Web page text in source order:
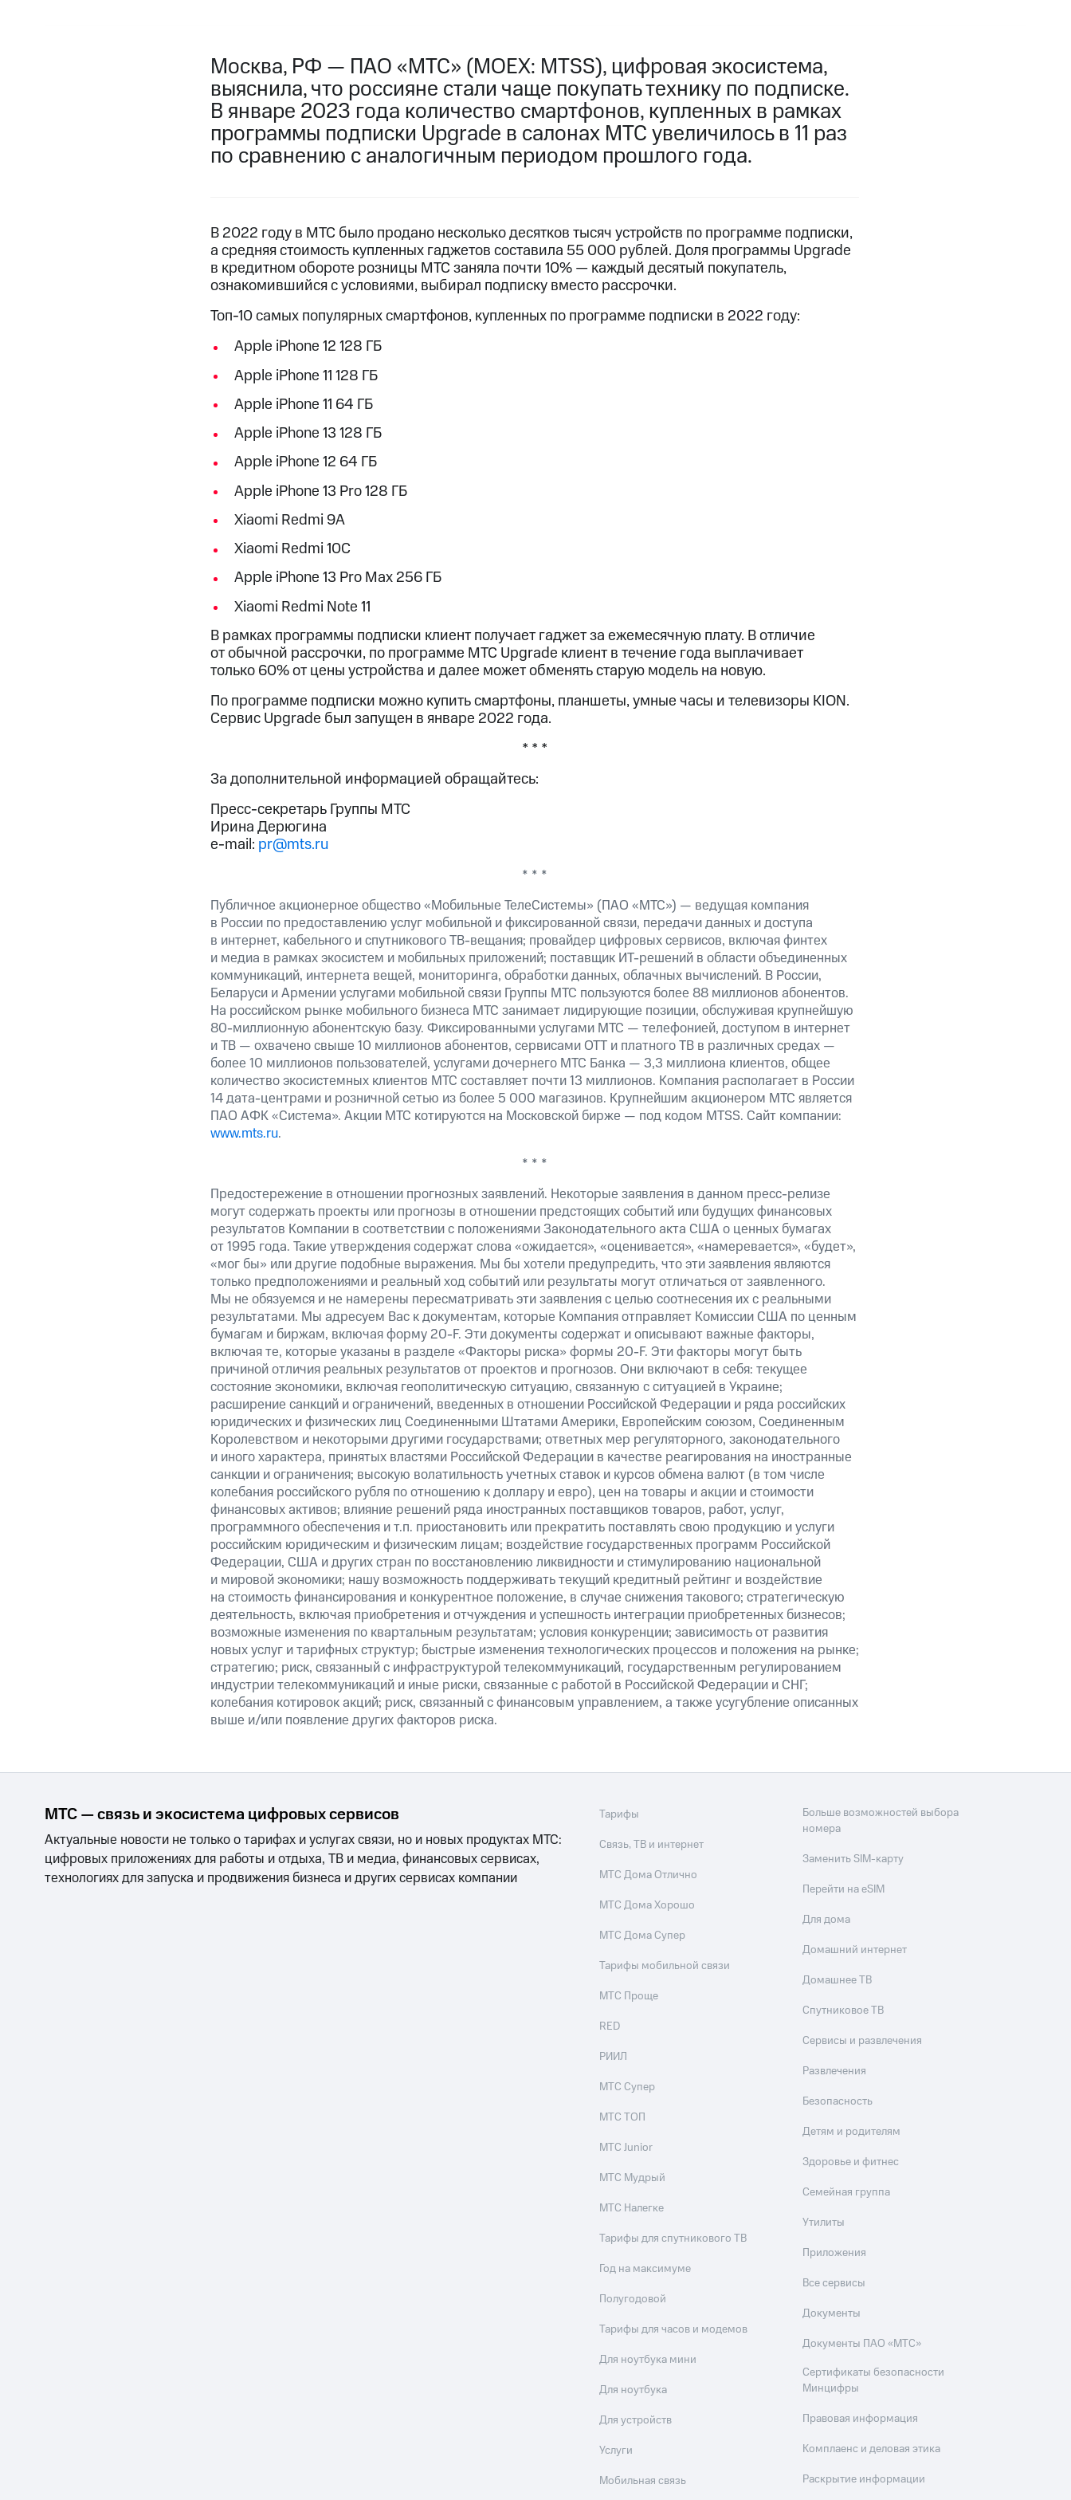
Москва, РФ — ПАО «МТС» (MOEX: MTSS), цифровая экосистема,
выяснила, что россияне стали чаще покупать технику по подписке.
В январе 2023 года количество смартфонов, купленных в рамках
программы подписки Upgrade в салонах МТС увеличилось в 11 раз
по сравнению с аналогичным периодом прошлого года.
В 2022 году в МТС было продано несколько десятков тысяч устройств по программе подписки,
а средняя стоимость купленных гаджетов составила 55 000 рублей. Доля программы Upgrade
в кредитном обороте розницы МТС заняла почти 10% — каждый десятый покупатель,
ознакомившийся с условиями, выбирал подписку вместо рассрочки.
Топ-10 самых популярных смартфонов, купленных по программе подписки в 2022 году:
Apple iPhone 12 128 ГБ
Apple iPhone 11 128 ГБ
Apple iPhone 11 64 ГБ
Apple iPhone 13 128 ГБ
Apple iPhone 12 64 ГБ
Apple iPhone 13 Pro 128 ГБ
Xiaomi Redmi 9A
Xiaomi Redmi 10C
Apple iPhone 13 Pro Max 256 ГБ
Xiaomi Redmi Note 11
В рамках программы подписки клиент получает гаджет за ежемесячную плату. В отличие
от обычной рассрочки, по программе МТС Upgrade клиент в течение года выплачивает
только 60% от цены устройства и далее может обменять старую модель на новую.
По программе подписки можно купить смартфоны, планшеты, умные часы и телевизоры KION.
Сервис Upgrade был запущен в январе 2022 года.
* * *
За дополнительной информацией обращайтесь:
Пресс-секретарь Группы МТС
Ирина Дерюгина
e-mail: pr@mts.ru
* * *
Публичное акционерное общество «Мобильные ТелеСистемы» (ПАО «МТС») — ведущая компания
в России по предоставлению услуг мобильной и фиксированной связи, передачи данных и доступа
в интернет, кабельного и спутникового ТВ-вещания; провайдер цифровых сервисов, включая финтех
и медиа в рамках экосистем и мобильных приложений; поставщик ИТ-решений в области объединенных
коммуникаций, интернета вещей, мониторинга, обработки данных, облачных вычислений. В России,
Беларуси и Армении услугами мобильной связи Группы МТС пользуются более 88 миллионов абонентов.
На российском рынке мобильного бизнеса МТС занимает лидирующие позиции, обслуживая крупнейшую
80-миллионную абонентскую базу. Фиксированными услугами МТС — телефонией, доступом в интернет
и ТВ — охвачено свыше 10 миллионов абонентов, сервисами OTT и платного ТВ в различных средах —
более 10 миллионов пользователей, услугами дочернего МТС Банка — 3,3 миллиона клиентов, общее
количество экосистемных клиентов МТС составляет почти 13 миллионов. Компания располагает в России
14 дата-центрами и розничной сетью из более 5 000 магазинов. Крупнейшим акционером МТС является
ПАО АФК «Система». Акции МТС котируются на Московской бирже — под кодом MTSS. Сайт компании:
www.mts.ru.
* * *
Предостережение в отношении прогнозных заявлений. Некоторые заявления в данном пресс-релизе
могут содержать проекты или прогнозы в отношении предстоящих событий или будущих финансовых
результатов Компании в соответствии с положениями Законодательного акта США о ценных бумагах
от 1995 года. Такие утверждения содержат слова «ожидается», «оценивается», «намеревается», «будет»,
«мог бы» или другие подобные выражения. Мы бы хотели предупредить, что эти заявления являются
только предположениями и реальный ход событий или результаты могут отличаться от заявленного.
Мы не обязуемся и не намерены пересматривать эти заявления с целью соотнесения их с реальными
результатами. Мы адресуем Вас к документам, которые Компания отправляет Комиссии США по ценным
бумагам и биржам, включая форму 20-F. Эти документы содержат и описывают важные факторы,
включая те, которые указаны в разделе «Факторы риска» формы 20-F. Эти факторы могут быть
причиной отличия реальных результатов от проектов и прогнозов. Они включают в себя: текущее
состояние экономики, включая геополитическую ситуацию, связанную с ситуацией в Украине;
расширение санкций и ограничений, введенных в отношении Российской Федерации и ряда российских
юридических и физических лиц Соединенными Штатами Америки, Европейским союзом, Соединенным
Королевством и некоторыми другими государствами; ответных мер регуляторного, законодательного
и иного характера, принятых властями Российской Федерации в качестве реагирования на иностранные
санкции и ограничения; высокую волатильность учетных ставок и курсов обмена валют (в том числе
колебания российского рубля по отношению к доллару и евро), цен на товары и акции и стоимости
финансовых активов; влияние решений ряда иностранных поставщиков товаров, работ, услуг,
программного обеспечения и т.п. приостановить или прекратить поставлять свою продукцию и услуги
российским юридическим и физическим лицам; воздействие государственных программ Российской
Федерации, США и других стран по восстановлению ликвидности и стимулированию национальной
и мировой экономики; нашу возможность поддерживать текущий кредитный рейтинг и воздействие
на стоимость финансирования и конкурентное положение, в случае снижения такового; стратегическую
деятельность, включая приобретения и отчуждения и успешность интеграции приобретенных бизнесов;
возможные изменения по квартальным результатам; условия конкуренции; зависимость от развития
новых услуг и тарифных структур; быстрые изменения технологических процессов и положения на рынке;
стратегию; риск, связанный с инфраструктурой телекоммуникаций, государственным регулированием
индустрии телекоммуникаций и иные риски, связанные с работой в Российской Федерации и СНГ;
колебания котировок акций; риск, связанный с финансовым управлением, а также усугубление описанных
выше и/или появление других факторов риска.
МТС — связь и экосистема цифровых сервисов
Актуальные новости не только о тарифах и услугах связи, но и новых продуктах МТС:
цифровых приложениях для работы и отдыха, ТВ и медиа, финансовых сервисах,
технологиях для запуска и продвижения бизнеса и других сервисах компании
Тарифы
Связь, ТВ и интернет
МТС Дома Отлично
МТС Дома Хорошо
МТС Дома Супер
Тарифы мобильной связи
МТС Проще
RED
РИИЛ
МТС Супер
МТС ТОП
МТС Junior
МТС Мудрый
МТС Налегке
Тарифы для спутникового ТВ
Год на максимуме
Полугодовой
Тарифы для часов и модемов
Для ноутбука мини
Для ноутбука
Для устройств
Услуги
Мобильная связь
Больше возможностей выбора
номера
Заменить SIM-карту
Перейти на eSIM
Для дома
Домашний интернет
Домашнее ТВ
Спутниковое ТВ
Сервисы и развлечения
Развлечения
Безопасность
Детям и родителям
Здоровье и фитнес
Семейная группа
Утилиты
Приложения
Все сервисы
Документы
Документы ПАО «МТС»
Сертификаты безопасности
Минцифры
Правовая информация
Комплаенс и деловая этика
Раскрытие информации